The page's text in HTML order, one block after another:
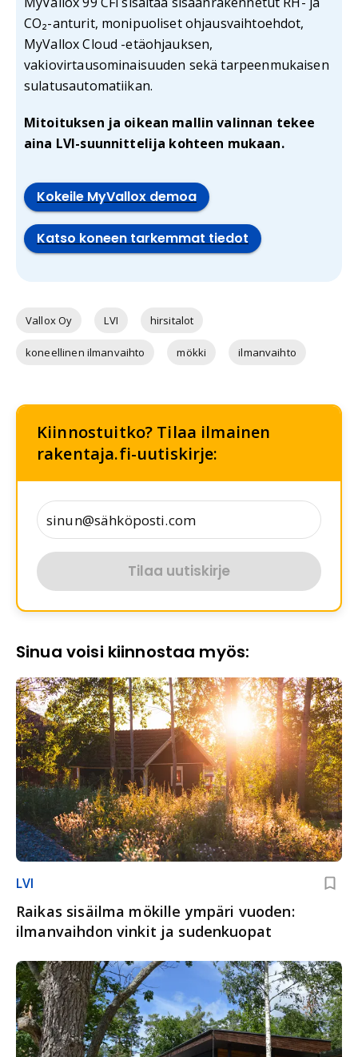
CO₂-anturit, monipuoliset ohjausvaihtoehdot,
MyVallox Cloud -etäohjauksen,
vakiovirtausominaisuuden sekä tarpeenmukaisen
sulatusautomatiikan.
Mitoituksen ja oikean mallin valinnan tekee
aina LVI-suunnittelija kohteen mukaan.
Kokeile MyVallox demoa
Katso koneen tarkemmat tiedot
Vallox Oy LVI hirsitalot
koneellinen ilmanvaihto mökki ilmanvaihto
Kiinnostuitko? Tilaa ilmainen
rakentaja.fi-uutiskirje:
Tilaa uutiskirje
Sinua voisi kiinnostaa myös:
LVI
Raikas sisäilma mökille ympäri vuoden:
ilmanvaihdon vinkit ja sudenkuopat